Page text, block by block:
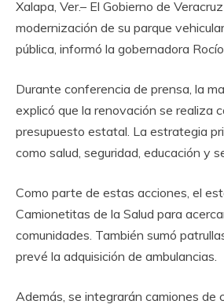
Xalapa, Ver.– El Gobierno de
modernización de su parque
pública, informó la gobernadora
Durante conferencia de prensa, la
explicó que la renovación se realiza
presupuesto estatal. La estrategia
como salud, seguridad, educación y
Como parte de estas acciones, el
Camionetitas de la Salud para
comunidades. También sumó
prevé la adquisición de ambulancias.
Además, se integrarán camiones de